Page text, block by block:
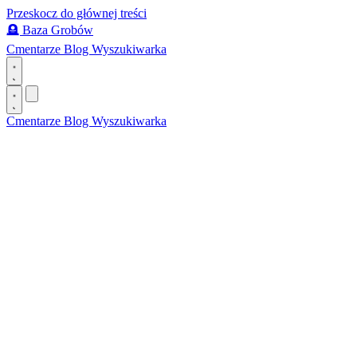
Przeskocz do głównej treści
🪦 Baza Grobów
Cmentarze Blog Wyszukiwarka
Cmentarze Blog Wyszukiwarka